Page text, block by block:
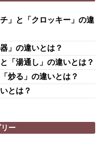
」と「クロッキー」の違
」の違いとは？
「湯通し」の違いとは？
炒る」の違いとは？
とは？
ー